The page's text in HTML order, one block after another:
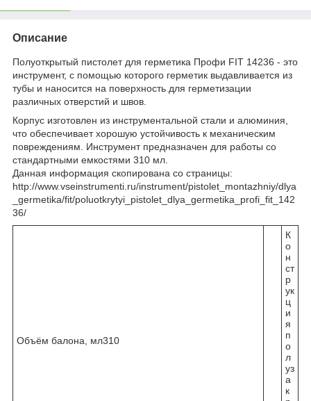
Описание
Полуоткрытый пистолет для герметика Профи FIT 14236 - это
инструмент, с помощью которого герметик выдавливается из
тубы и наносится на поверхность для герметизации
различных отверстий и швов.
Корпус изготовлен из инструментальной стали и алюминия,
что обеспечивает хорошую устойчивость к механическим
повреждениям. Инструмент предназначен для работы со
стандартными емкостями 310 мл.
Данная информация скопирована со страницы:
http://www.vseinstrumenti.ru/instrument/pistolet_montazhniy/dlya
_germetika/fit/poluotkrytyi_pistolet_dlya_germetika_profi_fit_142
36/
Объём балона, мл310
К
о
н
ст
р
ук
ц
и
я
п
о
л
уз
а
к